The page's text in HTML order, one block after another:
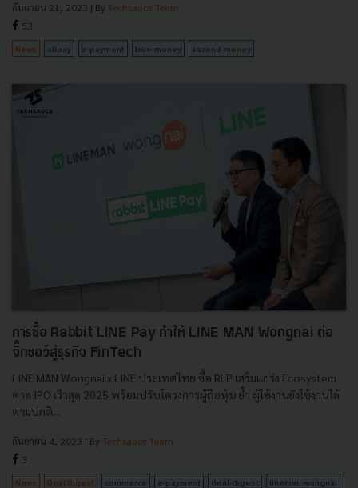
กันยายน 21, 2023 | By Techsauce Team
53
News alipay e-payment true-money ascend-money
การซื้อ Rabbit LINE Pay ทำให้ LINE MAN Wongnai ต่อ
จิ๊กซอว์สู่ธุรกิจ FinTech
LINE MAN Wongnai x LINE ประเทศไทย ซื้อ RLP เสริมแกร่ง Ecosystem
คาด IPO เร็วสุด 2025 พร้อมปรับโครงการผู้ถือหุ้น ย้ำ ผู้ใช้งานยังใช้งานได้
ตามปกติ...
กันยายน 4, 2023 | By Techsauce Team
3
News Deal Digest commerce e-payment deal-digest lineman-wongnai